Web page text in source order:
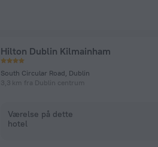
Hilton Dublin Kilmainham
South Circular Road, Dublin
3,3 km fra Dublin centrum
Værelse på dette
hotel